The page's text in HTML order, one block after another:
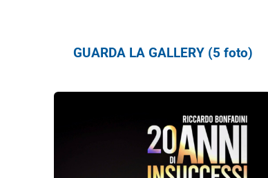
GUARDA LA GALLERY (5 foto)